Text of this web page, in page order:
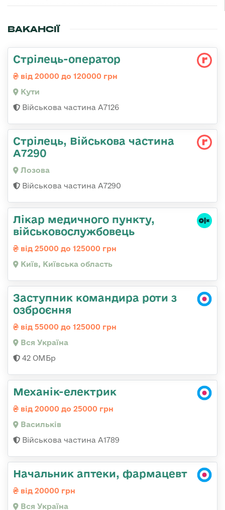
ВАКАНСІЇ
Стрілець-оператор
від 20000 до 120000 грн
Кути
Військова частина А7126
Стрілець, Військова частина
А7290
Лозова
Військова частина А7290
Лікар медичного пункту,
військовослужбовець
від 25000 до 125000 грн
Київ, Київська область
Заступник командира роти з
озброєння
від 55000 до 125000 грн
Вся Україна
42 ОМБр
Механік-електрик
від 20000 до 25000 грн
Васильків
Військова частина А1789
Начальник аптеки, фармацевт
від 20000 грн
Вся Україна